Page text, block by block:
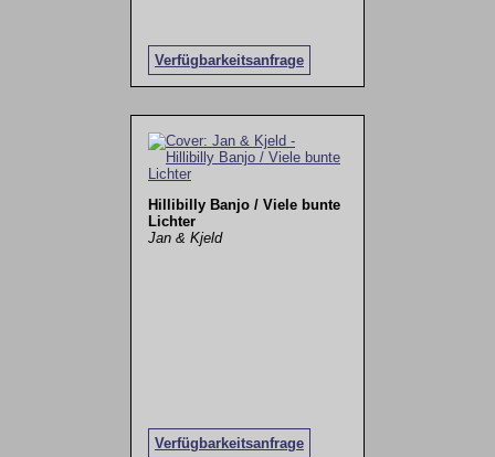
Verfügbarkeitsanfrage
Hillibilly Banjo / Viele bunte
Lichter
Jan & Kjeld
Verfügbarkeitsanfrage